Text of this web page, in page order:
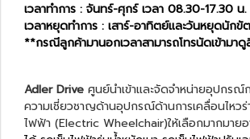
เวลาทำการ : จันทร์-ศุกร์ เวลา 08.30-17.30 น.
เวลาหยุดทำการ : เสาร์-อาทิตย์และวันหยุดนัก
**กรณีลูกค้ามานอกเวลาสามารถโทรนัดเข้ามา
Adler Drive ศูนย์นำเข้าและจัดจำหน่ายอุปกรณ์
ความเชี่ยวชาญด้านอุปกรณ์ด้านการเคลื่อนไหวร่
ไฟฟ้า (Electric Wheelchair)ให้เลือกมากมาย